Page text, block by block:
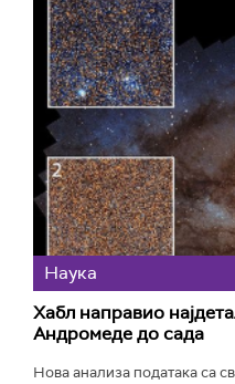
Наука
Хабл направио
Андромеде до сада
Нова анализа података са